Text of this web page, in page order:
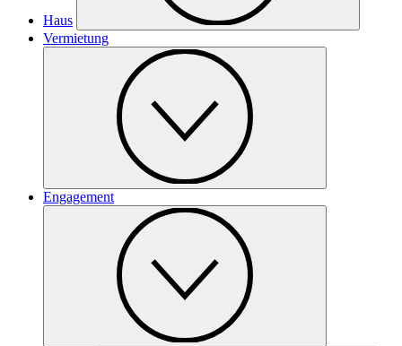
Haus
Vermietung
Engagement